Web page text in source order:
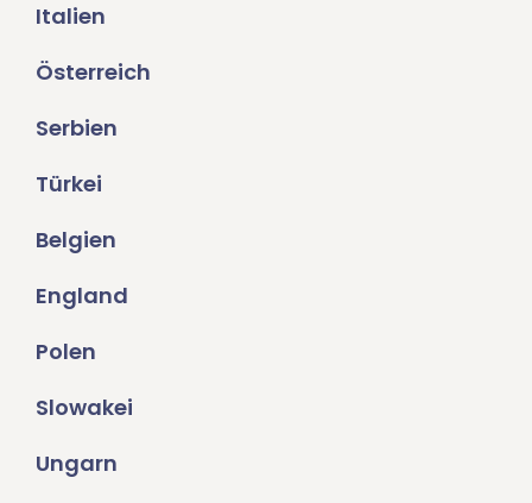
Italien
Österreich
Serbien
Türkei
Belgien
England
Polen
Slowakei
Ungarn